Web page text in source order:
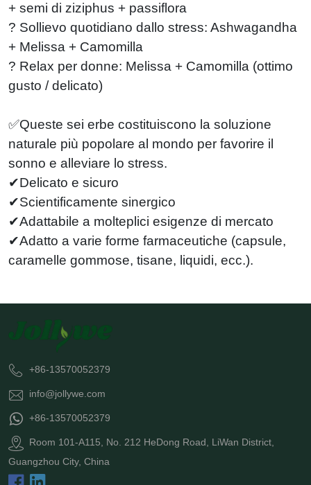
+ semi di ziziphus + passiflora
? Sollievo quotidiano dallo stress: Ashwagandha
+ Melissa + Camomilla
? Relax per donne: Melissa + Camomilla (ottimo
gusto / delicato)
✅Queste sei erbe costituiscono la soluzione
naturale più popolare al mondo per favorire il
sonno e alleviare lo stress.
✔Delicato e sicuro
✔Scientificamente sinergico
✔Adattabile a molteplici esigenze di mercato
✔Adatto a varie forme farmaceutiche (capsule,
caramelle gommose, tisane, liquidi, ecc.).
+86-13570052379
info@jollywe.com
+86-13570052379
Room 101-A115, No. 212 HeDong Road, LiWan District,
Guangzhou City, China